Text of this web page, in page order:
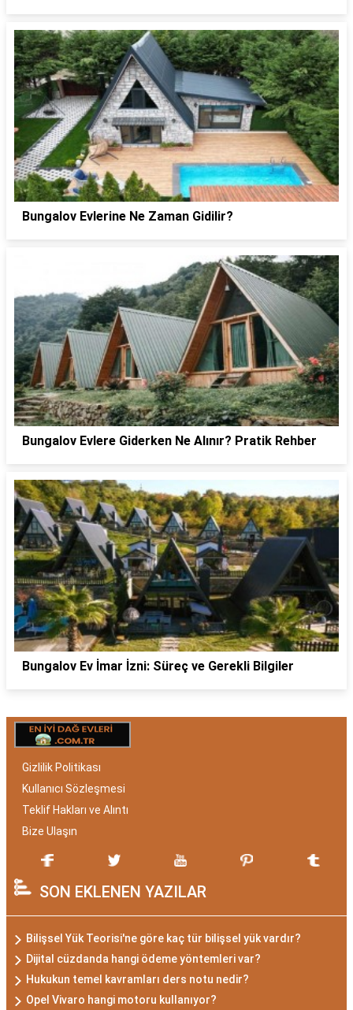
Bungalov Evlerine Ne Zaman Gidilir?
Bungalov Evlere Giderken Ne Alınır? Pratik Rehber
Bungalov Ev İmar İzni: Süreç ve Gerekli Bilgiler
Gizlilik Politikası
Kullanıcı Sözleşmesi
Teklif Hakları ve Alıntı
Bize Ulaşın
SON EKLENEN YAZILAR
Bilişsel Yük Teorisi'ne göre kaç tür bilişsel yük vardır?
Dijital cüzdanda hangi ödeme yöntemleri var?
Hukukun temel kavramları ders notu nedir?
Opel Vivaro hangi motoru kullanıyor?